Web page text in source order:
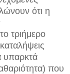
ότι η
τριήμερο
υπαρκτά
που